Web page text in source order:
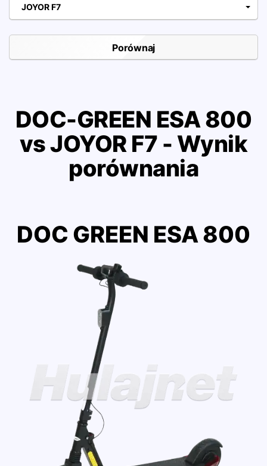
JOYOR F7
DOC-GREEN ESA 800
vs JOYOR F7 - Wynik
porównania
DOC GREEN ESA 800